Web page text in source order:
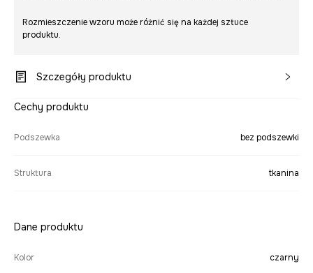
Rozmieszczenie wzoru może różnić się na każdej sztuce
produktu.
Szczegóły produktu
Cechy produktu
Podszewka bez podszewki
Struktura tkanina
Dane produktu
Kolor czarny